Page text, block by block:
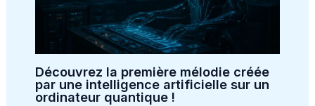
Découvrez la première mélodie créée
par une intelligence artificielle sur un
ordinateur quantique !